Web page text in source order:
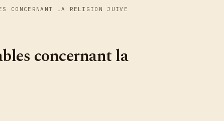
CONCERNANT LA RELIGION JUIVE
concernant la